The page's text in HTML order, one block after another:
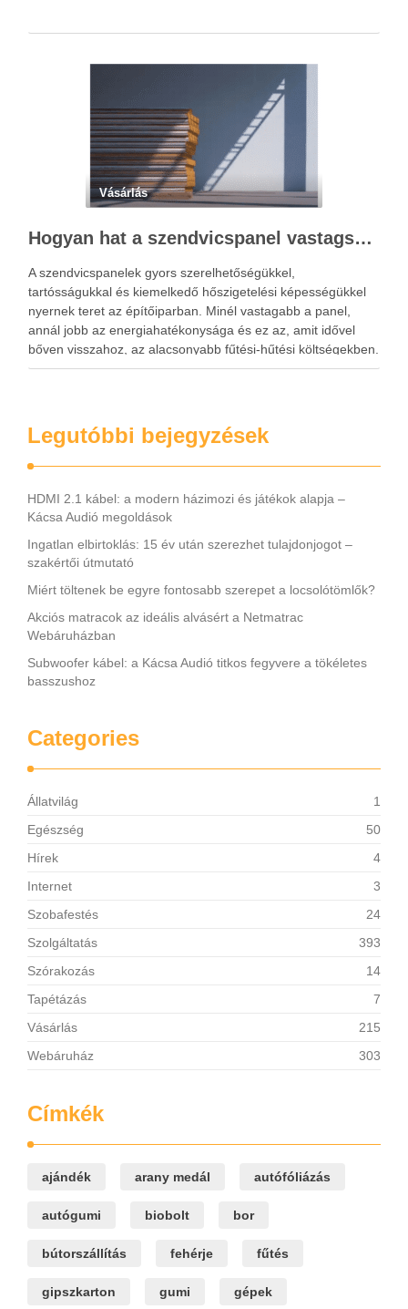
Vásárlás
Hogyan hat a szendvicspanel vastagsága a hőszigetelési teljesítményre?
A szendvicspanelek gyors szerelhetőségükkel,
tartósságukkal és kiemelkedő hőszigetelési képességükkel
nyernek teret az építőiparban. Minél vastagabb a panel,
annál jobb az energiahatékonysága és ez az, amit idővel
bőven visszahoz, az alacsonyabb fűtési-hűtési költségekben.
Ha építkezés előtt állsz vagy ipari, mezőgazdasági
Legutóbbi bejegyzések
HDMI 2.1 kábel: a modern házimozi és játékok alapja –
Kácsa Audió megoldások
Ingatlan elbirtoklás: 15 év után szerezhet tulajdonjogot –
szakértői útmutató
Miért töltenek be egyre fontosabb szerepet a locsolótömlők?
Akciós matracok az ideális alvásért a Netmatrac
Webáruházban
Subwoofer kábel: a Kácsa Audió titkos fegyvere a tökéletes
basszushoz
Categories
Állatvilág
1
Egészség
50
Hírek
4
Internet
3
Szobafestés
24
Szolgáltatás
393
Szórakozás
14
Tapétázás
7
Vásárlás
215
Webáruház
303
Címkék
ajándék arany medál autófóliázás
autógumi biobolt bor
bútorszállítás fehérje fűtés
gipszkarton gumi gépek